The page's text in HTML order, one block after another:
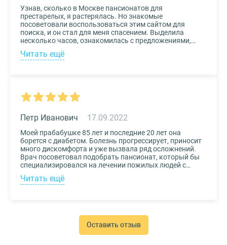
Узнав, сколько в Москве пансионатов для
престарелых, я растерялась. Но знакомые
посоветовали воспользоваться этим сайтом для
поиска, и он стал для меня спасением. Выделила
несколько часов, ознакомилась с предложениями,
доступными мне по цене и месту расположения и
выбрала два варианта. Связалась с администрацией
Читать ещё
17.09.2022
Петр Иванович
Моей прабабушке 85 лет и последние 20 лет она
борется с диабетом. Болезнь прогрессирует, приносит
много дискомфорта и уже вызвала ряд осложнений.
Врач посоветовал подобрать пансионат, который бы
специализировался на лечении пожилых людей с
диабетом. К выбору заведения подошли со всей
серьезностью, важно было, чтобы за прабабушкой
окружили заботой. Таким заведением оказался
пансионат для пожилых Опека. Находится в Москве, в
соседнем районе, поэтому проведывать дорогого нам
Читать ещё
Оставить отзыв